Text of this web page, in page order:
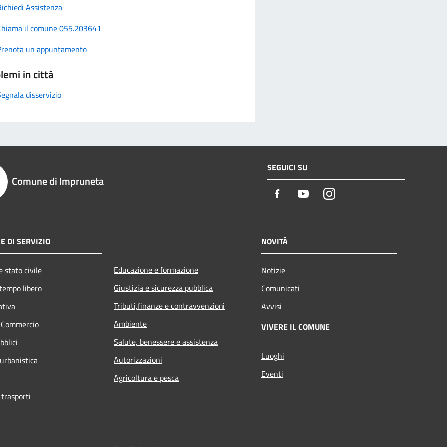
Assistenza
il comune 055.203641
un appuntamento
in città
disservizio
Comune di Impruneta
SEGUICI SU
Facebook YoutubeInstagram
DI SERVIZIO
stato civile
libero
Educazione e formazione
Giustizia e sicurezza pubblica
Tributi,finanze e contravvenzioni
Ambiente
Salute, benessere e assistenza
Autorizzazioni
Agricoltura e pesca
NOVITÀ
Notizie
Comunicati
Avvisi
VIVERE IL COMUNE
Luoghi
Eventi